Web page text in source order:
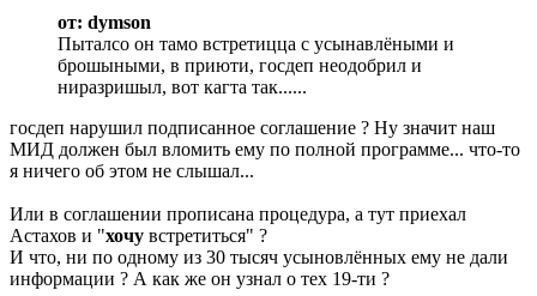
от: dymson
Пыталсо он тамо встретицца с усынавлёными и
брошыными, в приюти, госдеп неодобрил и
ниразришыл, вот кагта так......
госдеп нарушил подписанное соглашение ? Ну значит наш
МИД должен был вломить ему по полной программе... что-то
я ничего об этом не слышал...
Или в соглашении прописана процедура, а тут приехал
Астахов и "хочу встретиться" ?
И что, ни по одному из 30 тысяч усыновлённых ему не дали
информации ? А как же он узнал о тех 19-ти ?